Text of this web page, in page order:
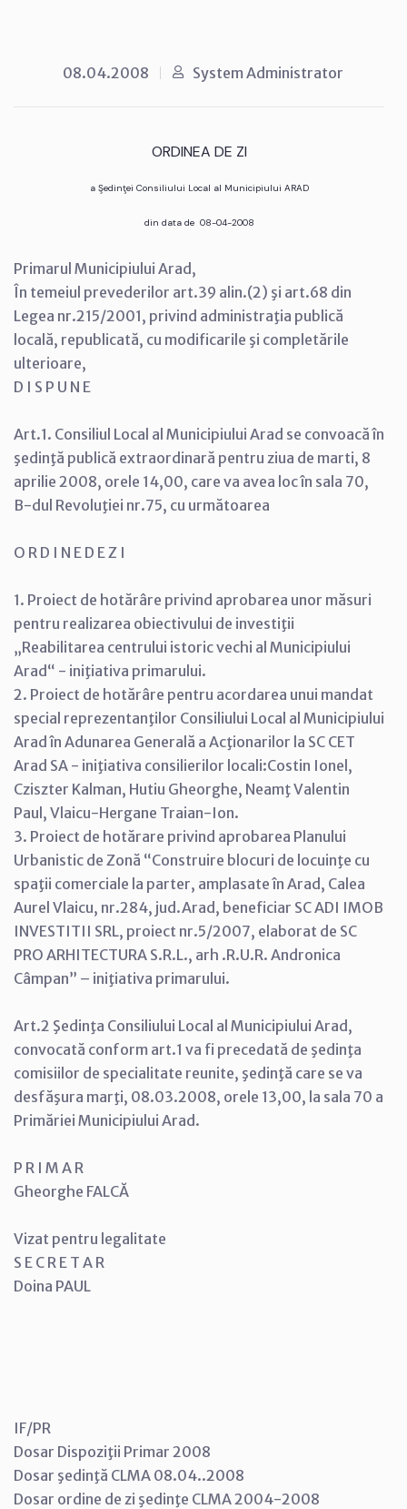
08.04.2008 System Administrator
ORDINEA DE ZI
a Şedinţei Consiliului Local al Municipiului ARAD
din data de 08-04-2008
Primarul Municipiului Arad,
În temeiul prevederilor art.39 alin.(2) şi art.68 din
Legea nr.215/2001, privind administraţia publică
locală, republicată, cu modificarile şi completările
ulterioare,
D I S P U N E
Art.1. Consiliul Local al Municipiului Arad se convoacă în
şedinţă publică extraordinară pentru ziua de marti, 8
aprilie 2008, orele 14,00, care va avea loc în sala 70,
B-dul Revoluţiei nr.75, cu următoarea
O R D I N E D E Z I
1. Proiect de hotărâre privind aprobarea unor măsuri
pentru realizarea obiectivului de investiţii
„Reabilitarea centrului istoric vechi al Municipiului
Arad“ - iniţiativa primarului.
2. Proiect de hotărâre pentru acordarea unui mandat
special reprezentanţilor Consiliului Local al Municipiului
Arad în Adunarea Generală a Acţionarilor la SC CET
Arad SA - iniţiativa consilierilor locali:Costin Ionel,
Cziszter Kalman, Hutiu Gheorghe, Neamţ Valentin
Paul, Vlaicu-Hergane Traian-Ion.
3. Proiect de hotărare privind aprobarea Planului
Urbanistic de Zonă “Construire blocuri de locuinţe cu
spaţii comerciale la parter, amplasate în Arad, Calea
Aurel Vlaicu, nr.284, jud.Arad, beneficiar SC ADI IMOB
INVESTITII SRL, proiect nr.5/2007, elaborat de SC
PRO ARHITECTURA S.R.L., arh .R.U.R. Andronica
Câmpan” – iniţiativa primarului.
Art.2 Şedinţa Consiliului Local al Municipiului Arad,
convocată conform art.1 va fi precedată de şedinţa
comisiilor de specialitate reunite, şedinţă care se va
desfăşura marţi, 08.03.2008, orele 13,00, la sala 70 a
Primăriei Municipiului Arad.
P R I M A R
Gheorghe FALCĂ
Vizat pentru legalitate
S E C R E T A R
Doina PAUL
IF/PR
Dosar Dispoziţii Primar 2008
Dosar şedinţă CLMA 08.04..2008
Dosar ordine de zi şedinţe CLMA 2004-2008